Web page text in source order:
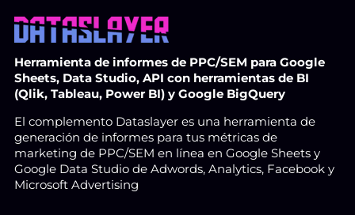
Herramienta de informes de PPC/SEM para Google
Sheets, Data Studio, API con herramientas de BI
(Qlik, Tableau, Power BI) y Google BigQuery
El complemento Dataslayer es una herramienta de
generación de informes para tus métricas de
marketing de PPC/SEM en línea en Google Sheets y
Google Data Studio de Adwords, Analytics, Facebook y
Microsoft Advertising